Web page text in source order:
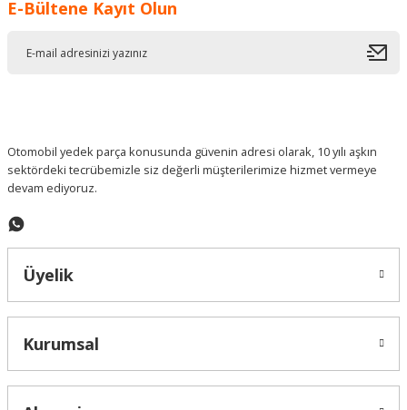
Ürün resmi kalitesiz, bozuk veya görüntülenemiyor.
E-Bültene Kayıt Olun
Otomobil yedek parça konusunda güvenin adresi olarak, 10 yılı aşkın
sektördeki tecrübemizle siz değerli müşterilerimize hizmet vermeye
devam ediyoruz.
Üyelik
Kurumsal